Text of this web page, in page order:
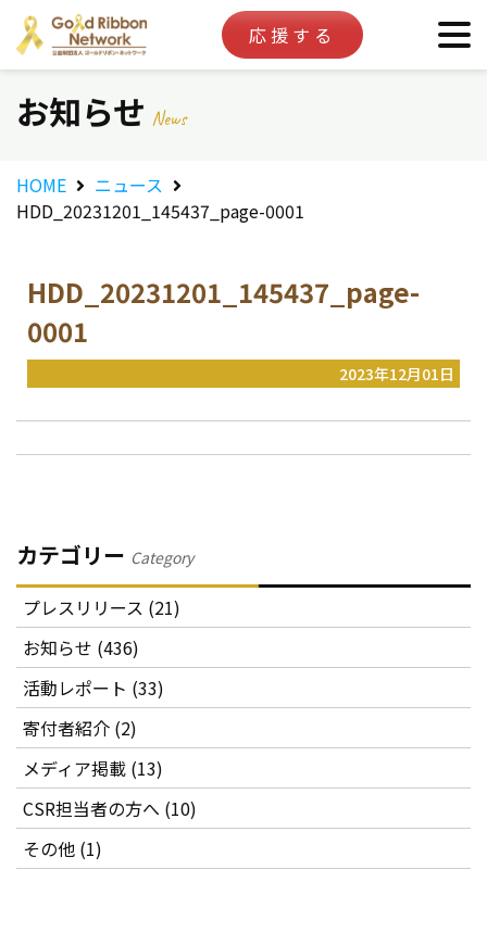
応援する
お知らせ News
HOME
ニュース
HDD_20231201_145437_page-0001
HDD_20231201_145437_page-
0001
2023年12月01日
カテゴリー Category
プレスリリース (21)
お知らせ (436)
活動レポート (33)
寄付者紹介 (2)
メディア掲載 (13)
CSR担当者の方へ (10)
その他 (1)